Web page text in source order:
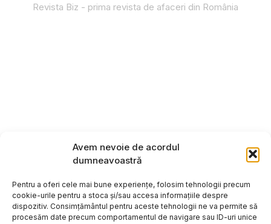
Avem nevoie de acordul
dumneavoastră
Pentru a oferi cele mai bune experiențe, folosim tehnologii precum
cookie-urile pentru a stoca și/sau accesa informațiile despre
dispozitiv. Consimțământul pentru aceste tehnologii ne va permite să
procesăm date precum comportamentul de navigare sau ID-uri unice
Revista Biz - prima revista de afaceri din România